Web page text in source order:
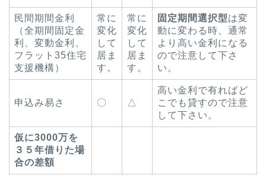
民間期間金利
（全期間固定金
利、変動金利、
フラット35住宅
支援機構）
常に
変化
して
居ま
す。
常に
変化
して
居ま
す。
固定期間選択型は変
動に変わる時、通常
より高い金利になる
ので注意して下さ
い。
申込み易さ 〇 △
高い金利で有ればど
こでも貸すので注意
して下さい。
仮に3000万を
３５年借りた場
合の差額